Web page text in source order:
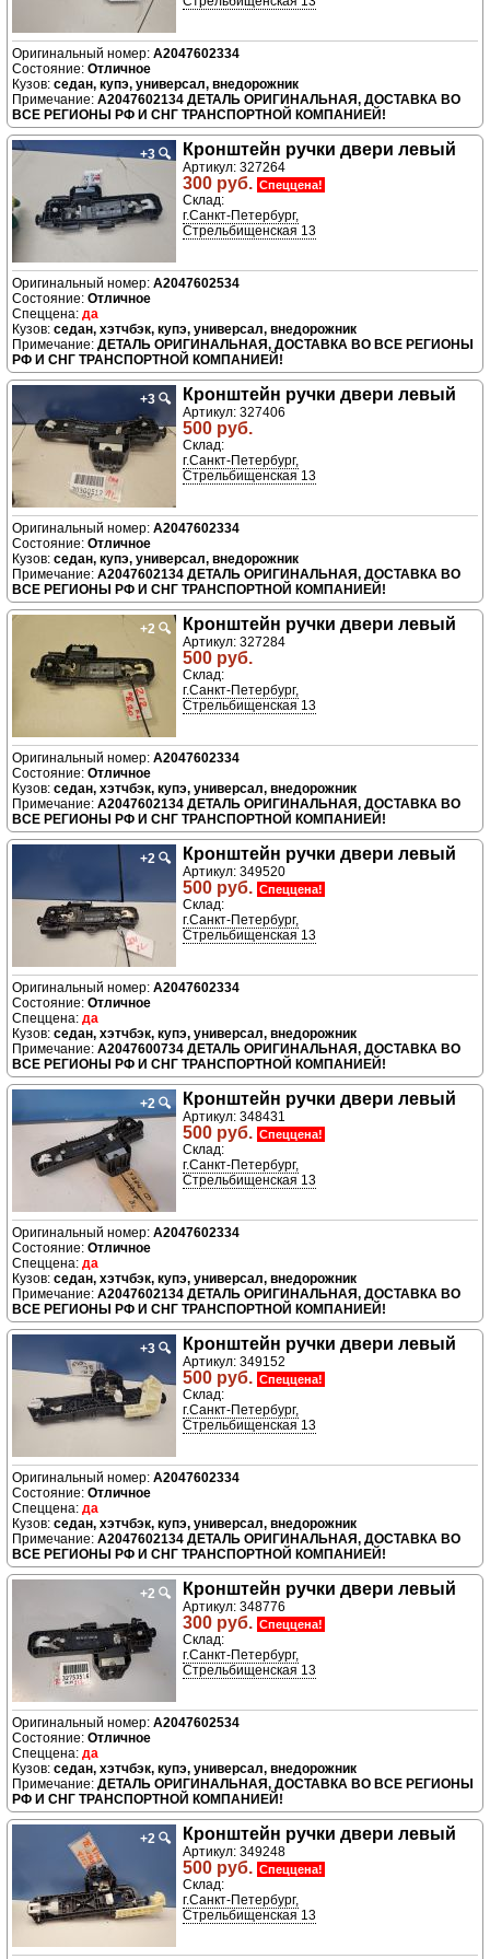
A2047602334
Отличное
седан, купэ, универсал, внедорожник
A2047602134 ДЕТАЛЬ ОРИГИНАЛЬНАЯ, ДОСТАВКА ВО
ВСЕ РЕГИОНЫ РФ И СНГ ТРАНСПОРТНОЙ КОМПАНИЕЙ!
+3 🔍 Кронштейн ручки двери левый
Артикул: 327264
300 руб. Спеццена!
Склад:
г.Санкт-Петербург,
Стрельбищенская 13
A2047602534
Отличное
да
седан, хэтчбэк, купэ, универсал, внедорожник
ДЕТАЛЬ ОРИГИНАЛЬНАЯ, ДОСТАВКА ВО ВСЕ РЕГИОНЫ
РФ И СНГ ТРАНСПОРТНОЙ КОМПАНИЕЙ!
+3 🔍 Кронштейн ручки двери левый
Артикул: 327406
500 руб.
Склад:
г.Санкт-Петербург,
Стрельбищенская 13
A2047602334
Отличное
седан, купэ, универсал, внедорожник
A2047602134 ДЕТАЛЬ ОРИГИНАЛЬНАЯ, ДОСТАВКА ВО
ВСЕ РЕГИОНЫ РФ И СНГ ТРАНСПОРТНОЙ КОМПАНИЕЙ!
+2 🔍 Кронштейн ручки двери левый
Артикул: 327284
500 руб.
Склад:
г.Санкт-Петербург,
Стрельбищенская 13
A2047602334
Отличное
седан, хэтчбэк, купэ, универсал, внедорожник
A2047602134 ДЕТАЛЬ ОРИГИНАЛЬНАЯ, ДОСТАВКА ВО
ВСЕ РЕГИОНЫ РФ И СНГ ТРАНСПОРТНОЙ КОМПАНИЕЙ!
+2 🔍 Кронштейн ручки двери левый
Артикул: 349520
500 руб. Спеццена!
Склад:
г.Санкт-Петербург,
Стрельбищенская 13
A2047602334
Отличное
да
седан, хэтчбэк, купэ, универсал, внедорожник
A2047600734 ДЕТАЛЬ ОРИГИНАЛЬНАЯ, ДОСТАВКА ВО
ВСЕ РЕГИОНЫ РФ И СНГ ТРАНСПОРТНОЙ КОМПАНИЕЙ!
+2 🔍 Кронштейн ручки двери левый
Артикул: 348431
500 руб. Спеццена!
Склад:
г.Санкт-Петербург,
Стрельбищенская 13
A2047602334
Отличное
да
седан, хэтчбэк, купэ, универсал, внедорожник
A2047602134 ДЕТАЛЬ ОРИГИНАЛЬНАЯ, ДОСТАВКА ВО
ВСЕ РЕГИОНЫ РФ И СНГ ТРАНСПОРТНОЙ КОМПАНИЕЙ!
+3 🔍 Кронштейн ручки двери левый
Артикул: 349152
500 руб. Спеццена!
Склад:
г.Санкт-Петербург,
Стрельбищенская 13
A2047602334
Отличное
да
седан, хэтчбэк, купэ, универсал, внедорожник
A2047602134 ДЕТАЛЬ ОРИГИНАЛЬНАЯ, ДОСТАВКА ВО
ВСЕ РЕГИОНЫ РФ И СНГ ТРАНСПОРТНОЙ КОМПАНИЕЙ!
+2 🔍 Кронштейн ручки двери левый
Артикул: 348776
300 руб. Спеццена!
Склад:
г.Санкт-Петербург,
Стрельбищенская 13
A2047602534
Отличное
да
седан, хэтчбэк, купэ, универсал, внедорожник
ДЕТАЛЬ ОРИГИНАЛЬНАЯ, ДОСТАВКА ВО ВСЕ РЕГИОНЫ
РФ И СНГ ТРАНСПОРТНОЙ КОМПАНИЕЙ!
+2 🔍 Кронштейн ручки двери левый
Артикул: 349248
500 руб. Спеццена!
Склад:
г.Санкт-Петербург,
Стрельбищенская 13